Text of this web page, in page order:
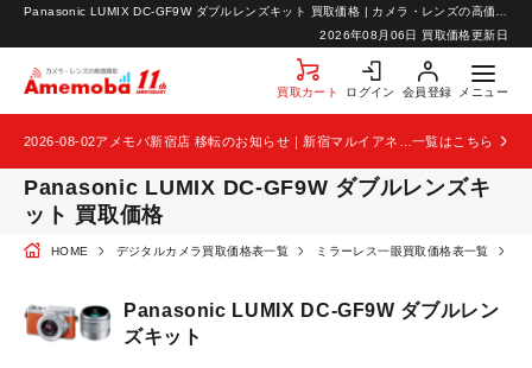
2026年08月06日 買取価格更新日
買取カート ログイン 会員登録 メニュー
お問い合わせ
2026-08-02 一覧はこちら
Panasonic LUMIX DC-GF9W ダブルレンズキ
ット 買取価格
HOME デジタルカメラ買取価格表一覧 ミラーレス一眼買取価格表一覧
Panasonic LUMIX DC-GF9W ダブルレン
ズキット